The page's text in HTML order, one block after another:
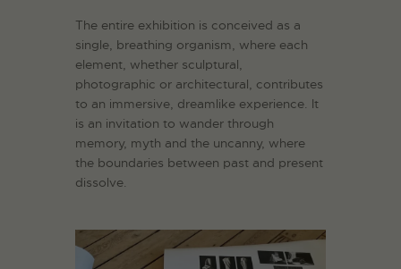
The entire exhibition is conceived as a
single, breathing organism, where each
element, whether sculptural,
photographic or architectural, contributes
to an immersive, dreamlike experience. It
is an invitation to wander through
memory, myth and the uncanny, where
the boundaries between past and present
dissolve.